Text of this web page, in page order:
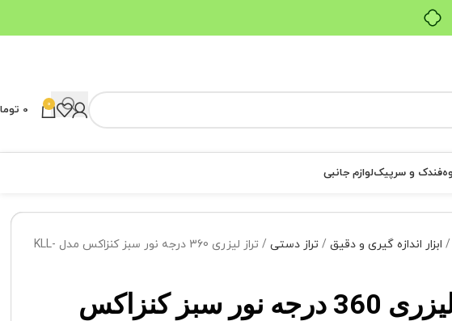
0
0
فندک و سرپیکلوازم جانبی
ابزار اندازه گیری و دقیق تراز دستی
تراز لیزری 360 درجه نور سبز کنزاکس مدل KLL-
تراز لیزری 360 درجه نور سبز کنزاکس